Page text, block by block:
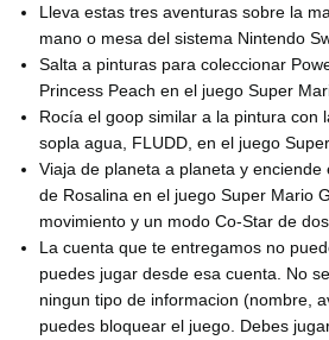
Lleva estas tres aventuras sobre la
mano o mesa del sistema Nintendo
Salta a pinturas para coleccionar
Princess Peach en el juego Super
Rocía el goop similar a la pintura con
sopla agua, FLUDD, en el juego
Viaja de planeta a planeta y enciende
de Rosalina en el juego Super Mario
movimiento y un modo Co-Star de
La cuenta que te entregamos no
puedes jugar desde esa cuenta. No
ningun tipo de informacion (nombre,
puedes bloquear el juego. Debes